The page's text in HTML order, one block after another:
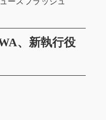
、新執行役